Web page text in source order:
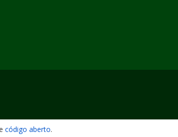
código aberto.